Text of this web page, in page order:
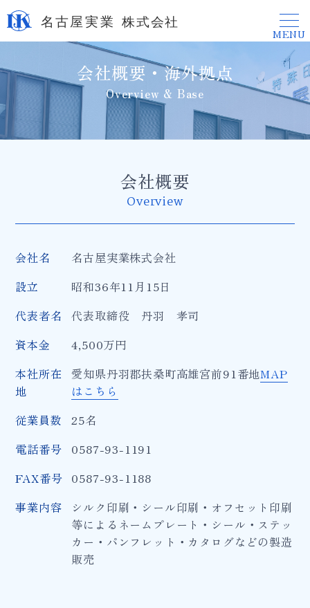
会社概要・海外拠点
Overview & Base
会社概要
Overview
会社名
名古屋実業株式会社
設立
昭和36年11月15日
代表者名
代表取締役 丹羽 孝司
資本金
4,500万円
本社所在
地
愛知県丹羽郡扶桑町高雄宮前91番地MAP
はこちら
従業員数
25名
電話番号
0587-93-1191
FAX番号 0587-93-1188
事業内容
シルク印刷・シール印刷・オフセット印刷
等によるネームプレート・シール・ステッ
カー・パンフレット・カタログなどの製造
販売
MENU